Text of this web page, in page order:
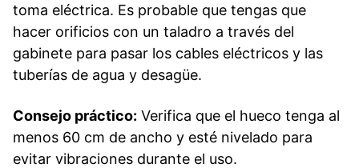
toma eléctrica. Es probable que tengas que
hacer orificios con un taladro a través del
gabinete para pasar los cables eléctricos y las
tuberías de agua y desagüe.
Consejo práctico: Verifica que el hueco tenga al
menos 60 cm de ancho y esté nivelado para
evitar vibraciones durante el uso.